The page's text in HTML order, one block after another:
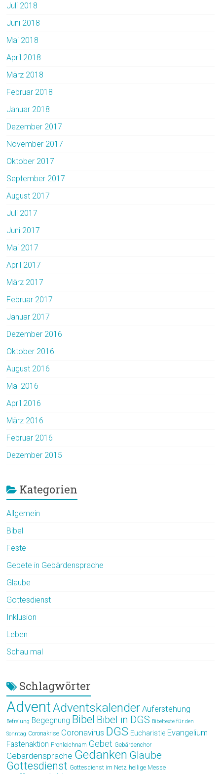
Juli 2018
Juni 2018
Mai 2018
April 2018
März 2018
Februar 2018
Januar 2018
Dezember 2017
November 2017
Oktober 2017
September 2017
August 2017
Juli 2017
Juni 2017
Mai 2017
April 2017
März 2017
Februar 2017
Januar 2017
Dezember 2016
Oktober 2016
August 2016
Mai 2016
April 2016
März 2016
Februar 2016
Dezember 2015
Kategorien
Allgemein
Bibel
Feste
Gebete in Gebärdensprache
Glaube
Gottesdienst
Inklusion
Leben
Schau mal
Schlagwörter
AdventAdventskalender Auferstehung
Befreiung Begegnung Bibel Bibel in DGS Bibeltexte für den
Sonntag Coronakrise Coronavirus DGS Eucharistie Evangelium
Fastenaktion Fronleichnam Gebet Gebärdenchor
Gebärdensprache Gedanken Glaube
Gottesdienst Gottesdienst im Netz heilige Messe